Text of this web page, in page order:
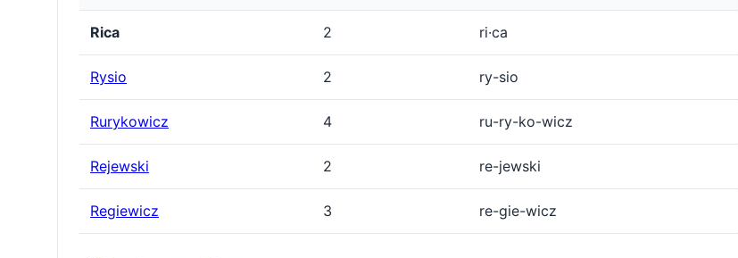
Rica 2 ri·ca
Rysio 2 ry-sio
Rurykowicz 4 ru-ry-ko-wicz
Rejewski 2 re-jewski
Regiewicz 3 re-gie-wicz